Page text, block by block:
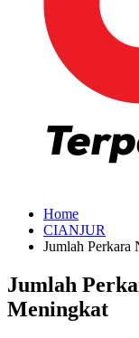
Home
CIANJUR
Jumlah
Jumlah
Meningkat